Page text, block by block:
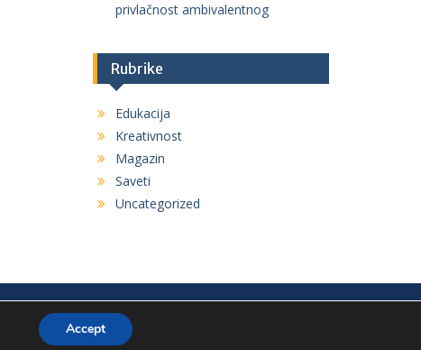
privlačnost ambivalentnog
Rubrike
Edukacija
Kreativnost
Magazin
Saveti
Uncategorized
Accept